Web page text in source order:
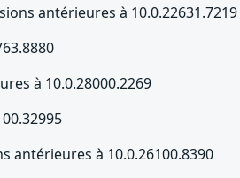
antérieures à 10.0.22631.7219
à 10.0.28000.2269
antérieures à 10.0.26100.8390